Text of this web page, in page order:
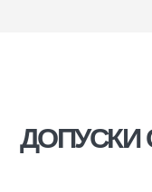
ДОПУСКИ